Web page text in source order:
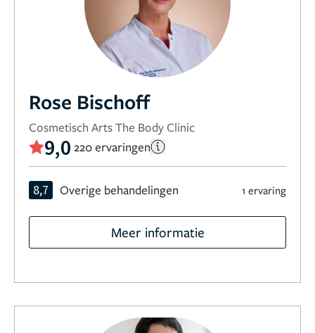
Rose Bischoff
Cosmetisch Arts The Body Clinic
9,0 220 ervaringen
8,7 Overige behandelingen 1 ervaring
Meer informatie